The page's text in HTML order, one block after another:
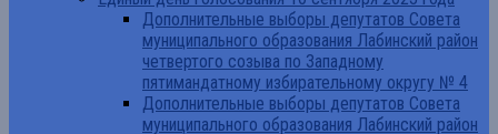
Дополнительные выборы депутатов Совета
муниципального образования Лабинский район
четвертого созыва по Западному
пятимандатному избирательному округу № 4
Дополнительные выборы депутатов Совета
муниципального образования Лабинский район